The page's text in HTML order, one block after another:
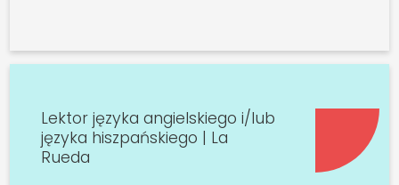
Lektor języka angielskiego i/lub
języka hiszpańskiego | La
Rueda